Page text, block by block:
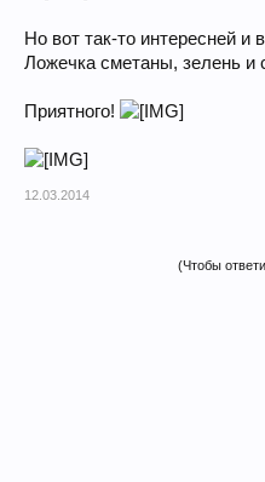
Но вот так-то интересней и
Ложечка сметаны, зелень и
Приятного!
12.03.2014
(Чтобы